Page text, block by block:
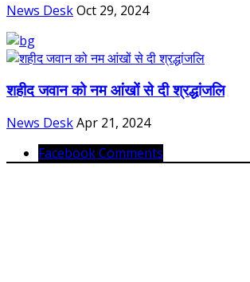
News DeskOct 29, 2024
शहीद जवान को नम आंखों से दी श्रद्धांजलि
News DeskApr 21, 2024
Facebook Comments